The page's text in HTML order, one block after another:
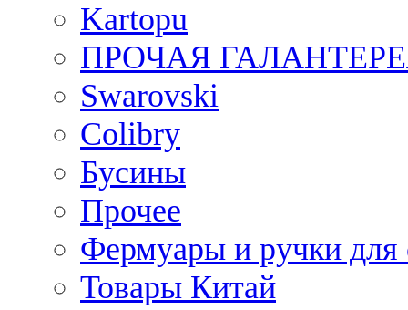
Kartopu
ПРОЧАЯ
Swarovski
Colibry
Бусины
Прочее
Фермуары и ручки для
Товары Китай